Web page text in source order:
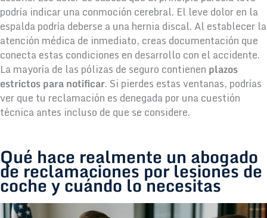
podría indicar una conmoción cerebral. El leve dolor en la
espalda podría deberse a una hernia discal. Al establecer la
atención médica de inmediato, creas documentación que
conecta estas condiciones en desarrollo con el accidente.
La mayoría de las pólizas de seguro contienen plazos
estrictos para notificar. Si pierdes estas ventanas, podrías
ver que tu reclamación es denegada por una cuestión
técnica antes incluso de que se considere.
Qué hace realmente un abogado
de reclamaciones por lesiones de
coche y cuándo lo necesitas